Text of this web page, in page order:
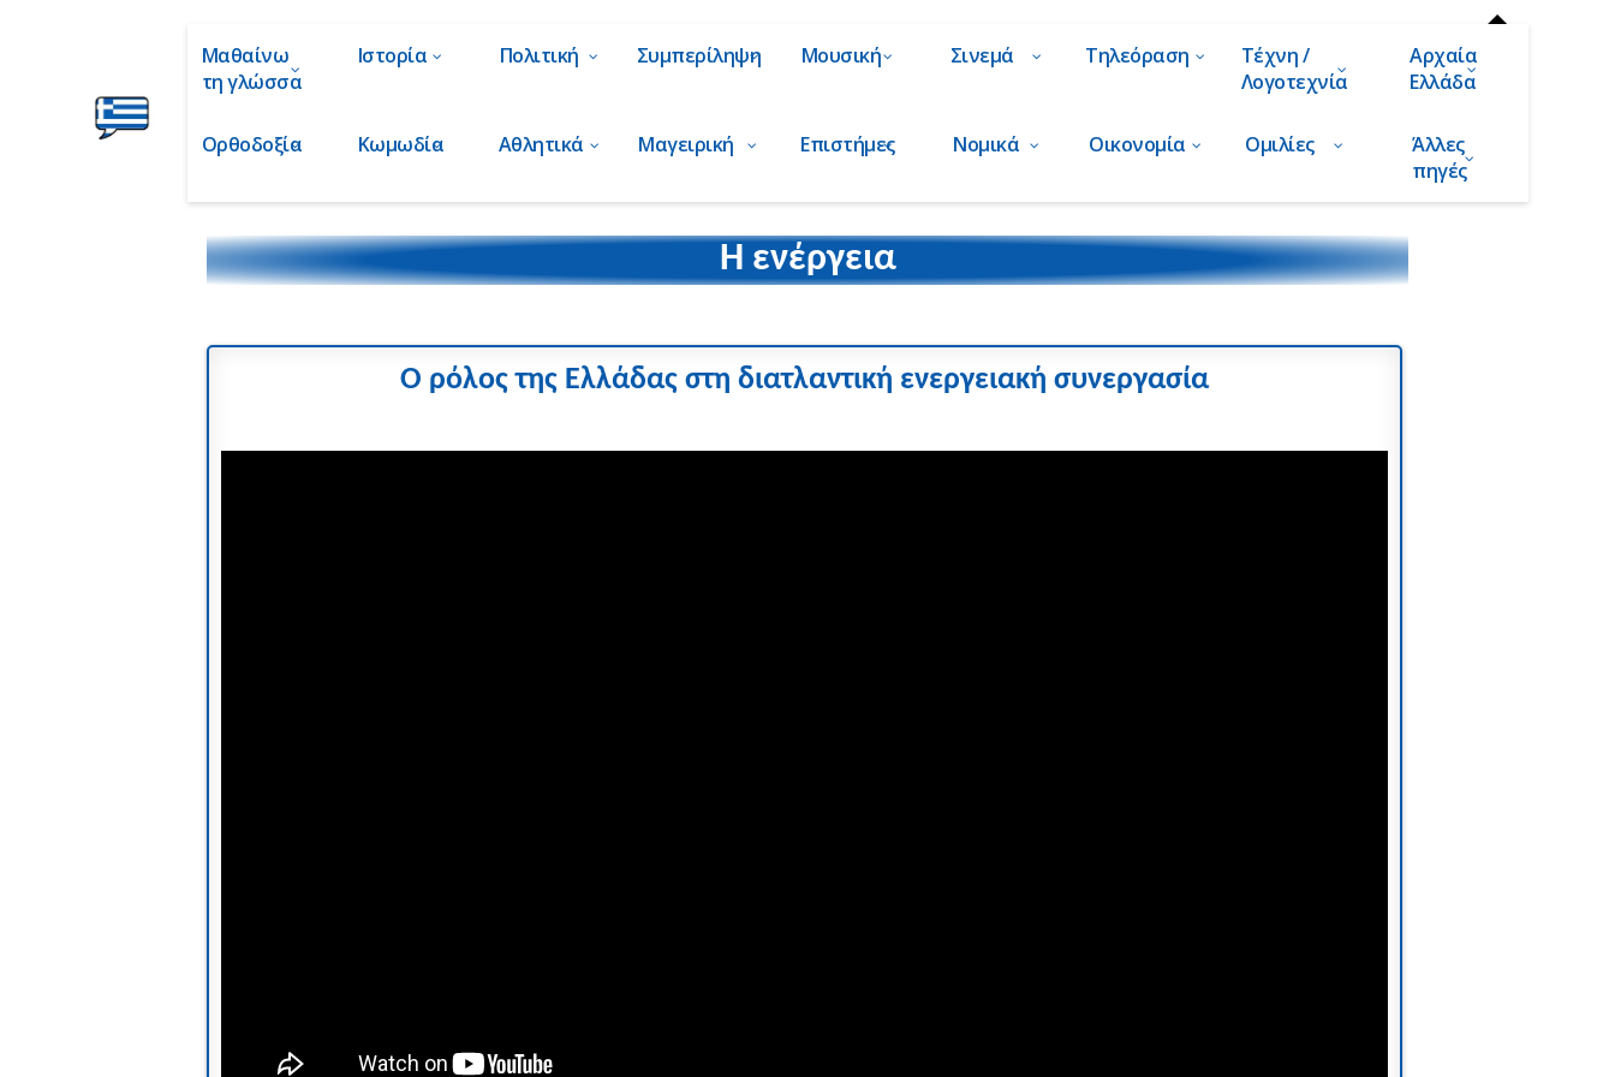
Μαθαίνω
τη γλώσσα
Ιστορία Πολιτική Συμπερίληψη Μουσική Σινεμά Τηλεόραση
Τέχνη /
Λογοτεχνία
Αρχαία
Ελλάδα
Ορθοδοξία Κωμωδία Αθλητικά Μαγειρική Επιστήμες Νομικά Οικονομία Ομιλίες
Άλλες
πηγές
Η ενέργεια
Ο ρόλος της Ελλάδας στη διατλαντική ενεργειακή συνεργασία